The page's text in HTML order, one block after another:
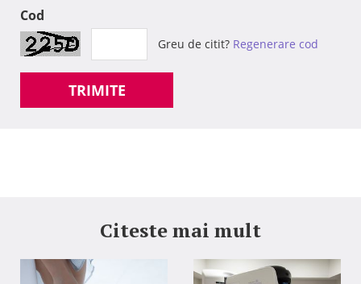
Cod
Greu de citit? Regenerare cod
TRIMITE
Citeste mai mult